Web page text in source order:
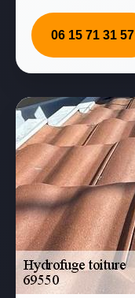
06 15 71 31 57